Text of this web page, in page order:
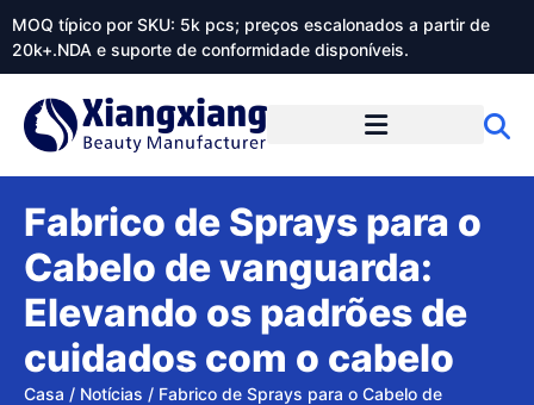
MOQ típico por SKU: 5k pcs; preços escalonados a partir de
20k+.NDA e suporte de conformidade disponíveis.
Fabrico de Sprays para o
Cabelo de vanguarda:
Elevando os padrões de
cuidados com o cabelo
Casa / Notícias / Fabrico de Sprays para o Cabelo de